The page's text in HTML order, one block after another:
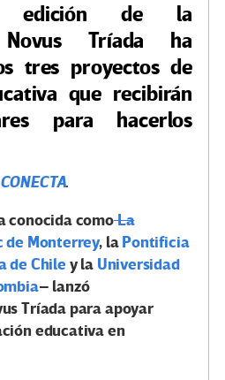
edición de la
Novus Tríada ha
tres proyectos de
que recibirán
para hacerlos
CONECTA.
conocida comoLa
de Monterrey, laPontificia
de Chile y la Universidad
– lanzó
Tríada para apoyar
educativa en